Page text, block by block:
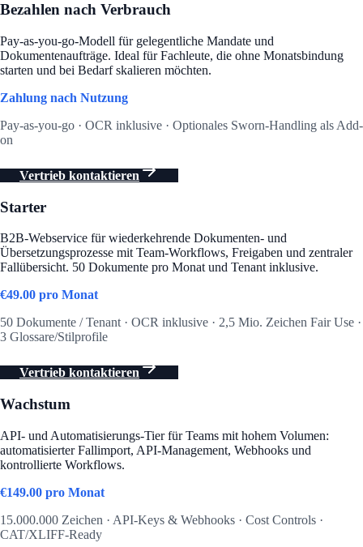
Bezahlen nach Verbrauch
Pay-as-you-go-Modell für gelegentliche Mandate und
Dokumentenaufträge. Ideal für Fachleute, die ohne Monatsbindung
starten und bei Bedarf skalieren möchten.
Zahlung nach Nutzung
Pay-as-you-go · OCR inklusive · Optionales Sworn-Handling als Add-
on
Vertrieb kontaktieren
Starter
B2B-Webservice für wiederkehrende Dokumenten- und
Übersetzungsprozesse mit Team-Workflows, Freigaben und zentraler
Fallübersicht. 50 Dokumente pro Monat und Tenant inklusive.
€49.00 pro Monat
50 Dokumente / Tenant · OCR inklusive · 2,5 Mio. Zeichen Fair Use ·
3 Glossare/Stilprofile
Vertrieb kontaktieren
Wachstum
API- und Automatisierungs-Tier für Teams mit hohem Volumen:
automatisierter Fallimport, API-Management, Webhooks und
kontrollierte Workflows.
€149.00 pro Monat
15.000.000 Zeichen · API-Keys & Webhooks · Cost Controls ·
CAT/XLIFF-Ready